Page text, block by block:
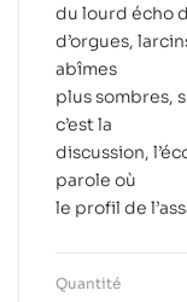
du lourd écho
d’orgues,
abîmes
plus sombres,
c’est la
discussion,
parole où
le profil de
Quantité